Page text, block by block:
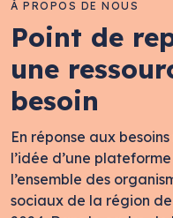
À PROPOS DE NOUS
Point de
une
besoin
En réponse aux
l’idée d’une
l’ensemble des
sociaux de la région